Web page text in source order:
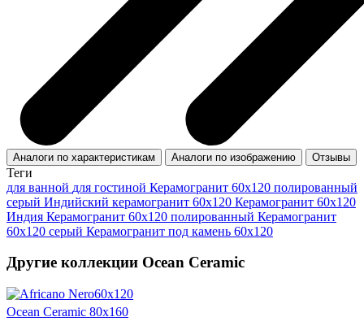
Аналоги по характеристикам Аналоги по изображению Отзывы
Теги
для ванной для гостиной Керамогранит 60х120 полированный
серый Индийский керамогранит 60x120 Керамогранит 60x120
Индия Керамогранит 60x120 полированный Керамогранит
60х120 серый Керамогранит под камень 60x120
Другие коллекции Ocean Ceramic
Ocean Ceramic 80x160